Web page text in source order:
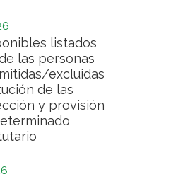
listados
las personas
excluidas
de las
y provisión